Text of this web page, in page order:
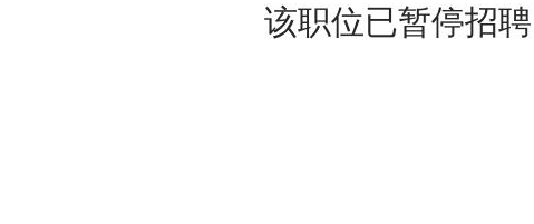
该职位已暂停招聘